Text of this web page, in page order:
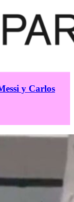
y Carlos